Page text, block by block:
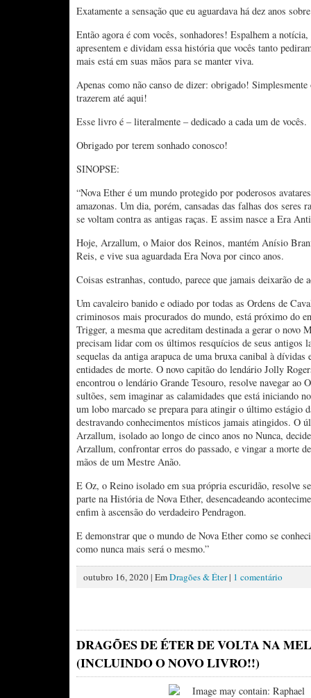
Exatamente a sensação que eu aguardava há dez anos
Então agora é com vocês, sonhadores! Espalhem a notícia,
apresentem e dividam essa história que vocês tanto
mais está em suas mãos para se manter viva.
Apenas como não canso de dizer: obrigado!
trazerem até aqui!
Esse livro é – literalmente – dedicado a cada um de vocês.
Obrigado por terem sonhado conosco!
SINOPSE:
“Nova Ether é um mundo protegido por poderosos
amazonas. Um dia, porém, cansadas das falhas dos seres
se voltam contra as antigas raças. E assim nasce a Era
Hoje, Arzallum, o Maior dos Reinos, mantém Anísio
Reis, e vive sua aguardada Era Nova por cinco anos.
Coisas estranhas, contudo, parece que jamais deixarão de
Um cavaleiro banido e odiado por todas as Ordens de
criminosos mais procurados do mundo, está próximo do
Trigger, a mesma que acreditam destinada a gerar o novo
precisam lidar com os últimos resquícios de seus antigos
sequelas da antiga arapuca de uma bruxa canibal à dívidas
entidades de morte. O novo capitão do lendário Jolly
encontrou o lendário Grande Tesouro, resolve navegar ao
sultões, sem imaginar as calamidades que está iniciando
um lobo marcado se prepara para atingir o último estágio
destravando conhecimentos místicos jamais atingidos. O
Arzallum, isolado ao longo de cinco anos no Nunca,
Arzallum, confrontar erros do passado, e vingar a morte
mãos de um Mestre Anão.
E Oz, o Reino isolado em sua própria escuridão, resolve
parte na História de Nova Ether, desencadeando
enfim à ascensão do verdadeiro Pendragon.
E demonstrar que o mundo de Nova Ether como se
como nunca mais será o mesmo.”
outubro 16, 2020 | EmDragões & Éter| 1 comentário
DRAGÕES DE ÉTER DE VOLTA NA
(INCLUINDO O NOVO LIVRO!!)